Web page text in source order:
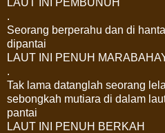
.
Seorang berperahu dan di
dipantai
LAUT INI PENUH
.
Tak lama datanglah seorang
sebongkah mutiara di dalam
pantai
LAUT INI PENUH BERKAH